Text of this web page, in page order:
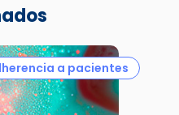
a pacientes